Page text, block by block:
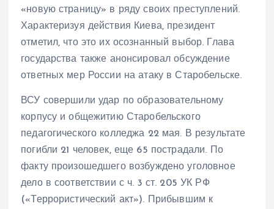
«новую страницу» в ряду своих преступлений.
Характеризуя действия Киева, президент
отметил, что это их осознанный выбор. Глава
государства также анонсировал обсуждение
ответных мер России на атаку в Старобельске.
ВСУ совершили удар по образовательному
корпусу и общежитию Старобельского
педагогического колледжа 22 мая. В результате
погибли 21 человек, еще 65 пострадали. По
факту произошедшего возбуждено уголовное
дело в соответствии с ч. 3 ст. 205 УК РФ
(«Террористический акт»). Прибывшим к